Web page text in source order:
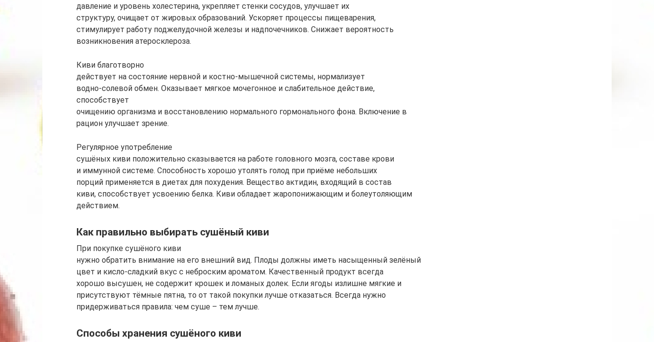
давление и уровень холестерина, укрепляет стенки сосудов, улучшает их
структуру, очищает от жировых образований. Ускоряет процессы пищеварения,
стимулирует работу поджелудочной железы и надпочечников. Снижает вероятность
возникновения атеросклероза.
Киви благотворно
действует на состояние нервной и костно-мышечной системы, нормализует
водно-солевой обмен. Оказывает мягкое мочегонное и слабительное действие,
способствует
очищению организма и восстановлению нормального гормонального фона. Включение в
рацион улучшает зрение.
Регулярное употребление
сушёных киви положительно сказывается на работе головного мозга, составе крови
и иммунной системе. Способность хорошо утолять голод при приёме небольших
порций применяется в диетах для похудения. Вещество актидин, входящий в состав
киви, способствует усвоению белка. Киви обладает жаропонижающим и болеутоляющим
действием.
Как правильно выбирать сушёный киви
При покупке сушёного киви
нужно обратить внимание на его внешний вид. Плоды должны иметь насыщенный зелёный
цвет и кисло-сладкий вкус с неброским ароматом. Качественный продукт всегда
хорошо высушен, не содержит крошек и ломаных долек. Если ягоды излишне мягкие и
присутствуют тёмные пятна, то от такой покупки лучше отказаться. Всегда нужно
придерживаться правила: чем суше – тем лучше.
Способы хранения сушёного киви